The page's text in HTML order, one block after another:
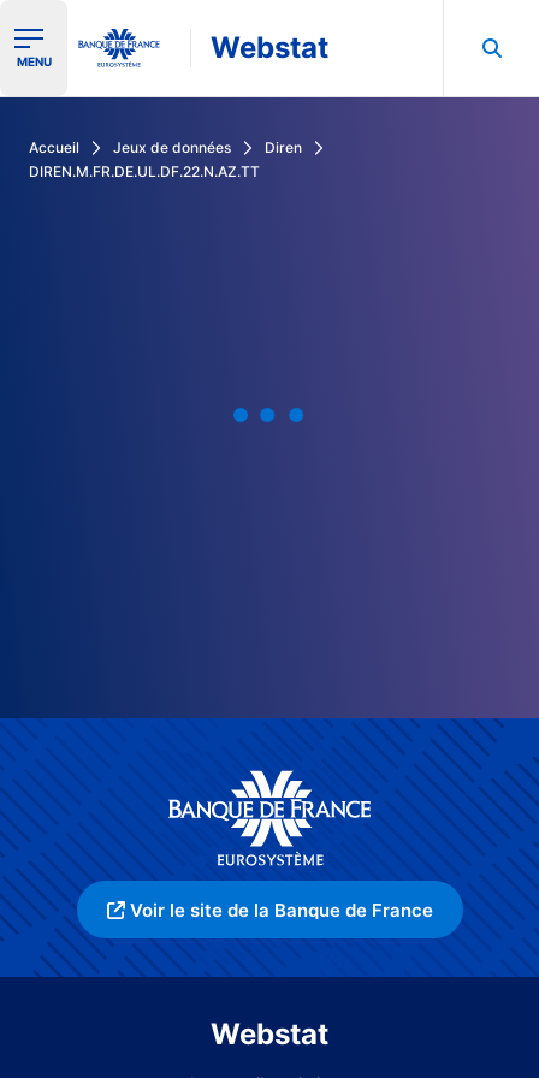
Ouvrir le menu de navigation
MENU Webstat
Accueil Jeux de données
Diren
DIREN.M.FR.DE.UL.DF.22.N.AZ.TT
Voir le site de la Banque de France
Webstat